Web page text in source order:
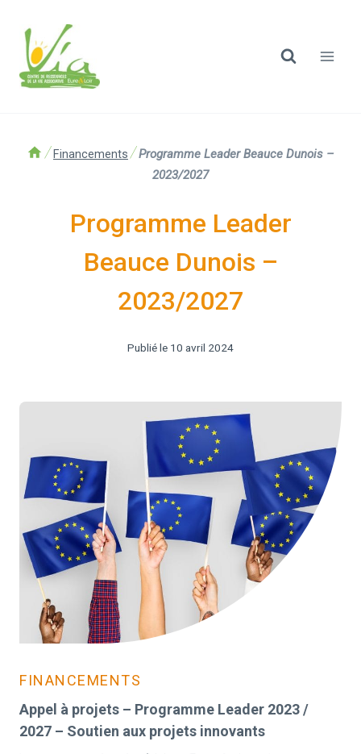
/ Financements /Programme Leader Beauce Dunois –
2023/2027
Programme Leader
Beauce Dunois –
2023/2027
Publié le 10 avril 2024
FINANCEMENTS
Appel à projets – Programme Leader 2023 /
2027 – Soutien aux projets innovants